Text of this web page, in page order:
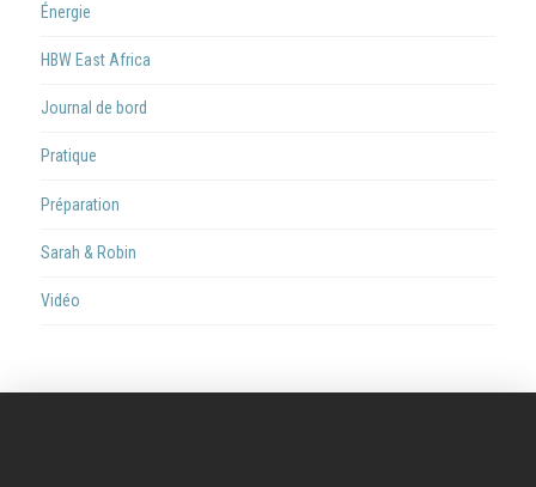
Énergie
HBW East Africa
Journal de bord
Pratique
Préparation
Sarah & Robin
Vidéo